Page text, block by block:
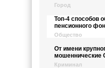
Город
Топ-4 способов
пенсионного
Общество
От имени
мошеннические
Криминал